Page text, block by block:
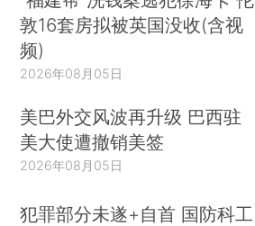
敦16套房拟被英国没收(含视
频)
2026年08月05日
美巴外交风波再升级 巴西驻
美大使遭撤销美签
2026年08月05日
犯罪部分未遂+自首 国防科工